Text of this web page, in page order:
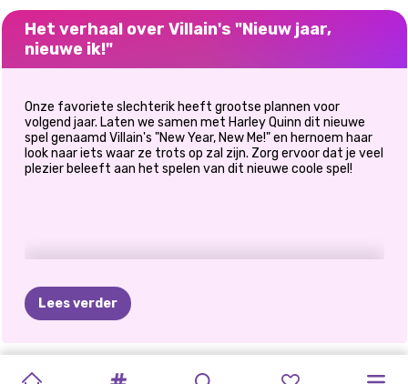
Het verhaal over Villain's "Nieuw jaar,
nieuwe ik!"
Onze favoriete slechterik heeft grootse plannen voor
volgend jaar. Laten we samen met Harley Quinn dit nieuwe
spel genaamd Villain's "New Year, New Me!" en hernoem haar
look naar iets waar ze trots op zal zijn. Zorg ervoor dat je veel
plezier beleeft aan het spelen van dit nieuwe coole spel!
Lees verder
K-POP
PRINSES HARLEY
VILLAIN'S ZUSSEN HARLEY'S